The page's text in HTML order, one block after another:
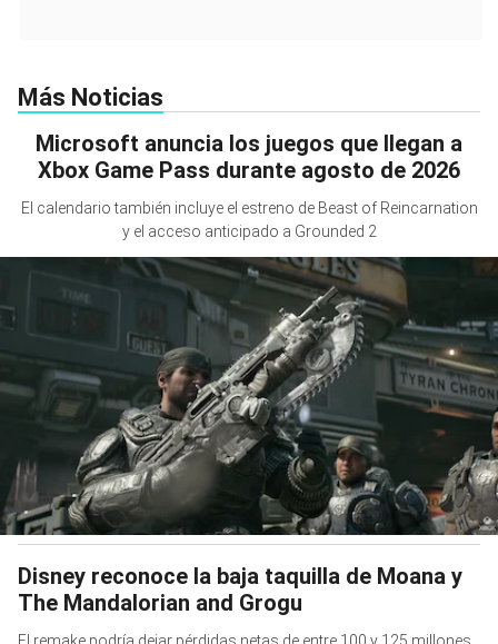
Más Noticias
Microsoft anuncia los juegos que llegan a
Xbox Game Pass durante agosto de 2026
El calendario también incluye el estreno de Beast of Reincarnation
y el acceso anticipado a Grounded 2
Disney reconoce la baja taquilla de Moana y
The Mandalorian and Grogu
El remake podría dejar pérdidas netas de entre 100 y 125 millones,